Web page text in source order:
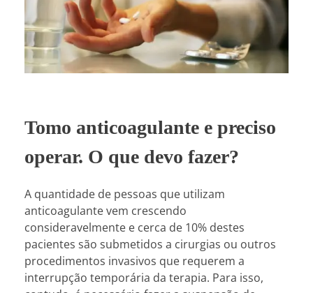
Tomo anticoagulante e preciso
operar. O que devo fazer?
A quantidade de pessoas que utilizam
anticoagulante vem crescendo
consideravelmente e cerca de 10% destes
pacientes são submetidos a cirurgias ou outros
procedimentos invasivos que requerem a
interrupção temporária da terapia. Para isso,